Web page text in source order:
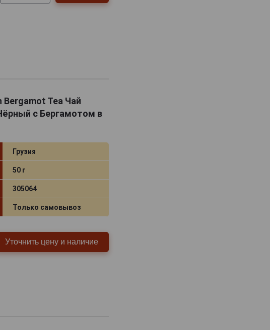
Bergamot Tea Чай
с Бергамотом в
Грузия
50 г
305064
Только самовывоз
Уточнить цену и наличие